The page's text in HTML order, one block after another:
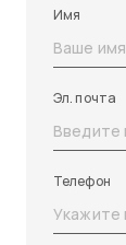
Имя
Эл. почта
Телефон